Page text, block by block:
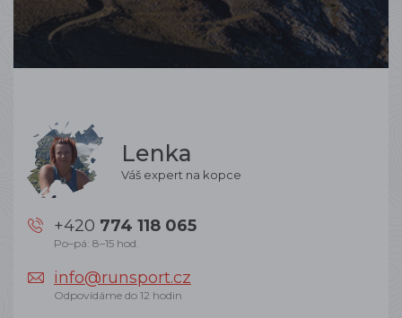
Lenka
Váš expert na kopce
+420 774 118 065
Po–pá: 8–15 hod.
info@runsport.cz
Odpovídáme do 12 hodin